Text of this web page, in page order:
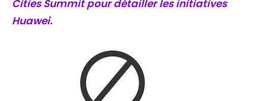
Cities Summit pour détailler les initiatives
Huawei.